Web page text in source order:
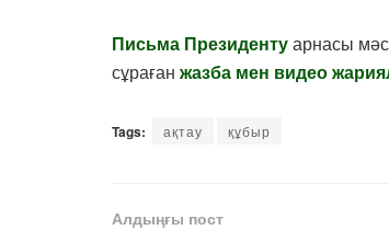
Письма Президентуарнасы
сұраған жазба мен видео
Tags: ақтау құбыр
Алдыңғы пост